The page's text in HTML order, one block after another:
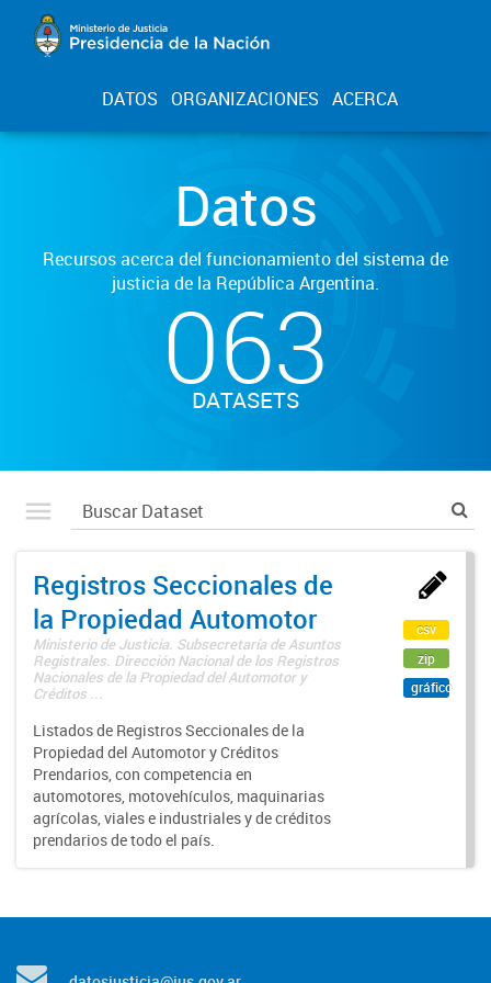
DATOS ORGANIZACIONES ACERCA
Datos
Recursos acerca del funcionamiento del sistema de
justicia de la República Argentina.
063
DATASETS
Registros Seccionales de
la Propiedad Automotor
Ministerio de Justicia. Subsecretaría de Asuntos
Registrales. Dirección Nacional de los Registros
Nacionales de la Propiedad del Automotor y
Créditos ...
Listados de Registros Seccionales de la
Propiedad del Automotor y Créditos
Prendarios, con competencia en
automotores, motovehículos, maquinarias
agrícolas, viales e industriales y de créditos
prendarios de todo el país.
csv
zip
gráfico